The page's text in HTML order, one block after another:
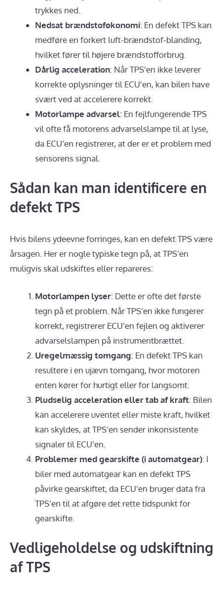
trykkes ned.
Nedsat brændstoføkonomi: En defekt TPS kan
medføre en forkert luft-brændstof-blanding,
hvilket fører til højere brændstofforbrug.
Dårlig acceleration: Når TPS’en ikke leverer
korrekte oplysninger til ECU’en, kan bilen have
svært ved at accelerere korrekt.
Motorlampe advarsel: En fejlfungerende TPS
vil ofte få motorens advarselslampe til at lyse,
da ECU’en registrerer, at der er et problem med
sensorens signal.
Sådan kan man identificere en
defekt TPS
Hvis bilens ydeevne forringes, kan en defekt TPS være
årsagen. Her er nogle typiske tegn på, at TPS’en
muligvis skal udskiftes eller repareres:
Motorlampen lyser: Dette er ofte det første
tegn på et problem. Når TPS’en ikke fungerer
korrekt, registrerer ECU’en fejlen og aktiverer
advarselslampen på instrumentbrættet.
Uregelmæssig tomgang: En defekt TPS kan
resultere i en ujævn tomgang, hvor motoren
enten kører for hurtigt eller for langsomt.
Pludselig acceleration eller tab af kraft: Bilen
kan accelerere uventet eller miste kraft, hvilket
kan skyldes, at TPS’en sender inkonsistente
signaler til ECU’en.
Problemer med gearskifte (i automatgear): I
biler med automatgear kan en defekt TPS
påvirke gearskiftet, da ECU’en bruger data fra
TPS’en til at afgøre det rette tidspunkt for
gearskifte.
Vedligeholdelse og udskiftning
af TPS